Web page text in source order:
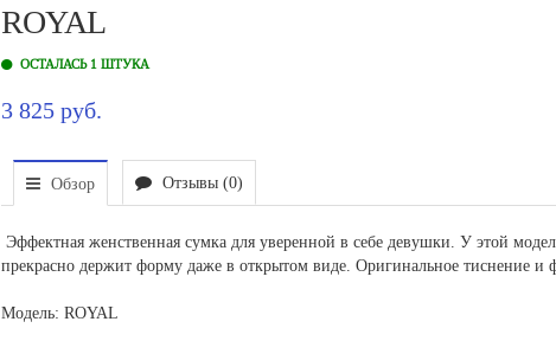
ROYAL
ОСТАЛАСЬ 1 ШТУКА
3 825 руб.
Обзор Отзывы (0)
Эффектная женственная сумка для уверенной в себе девушки. У этой
прекрасно держит форму даже в открытом виде. Оригинальное тиснение и
Модель: ROYAL